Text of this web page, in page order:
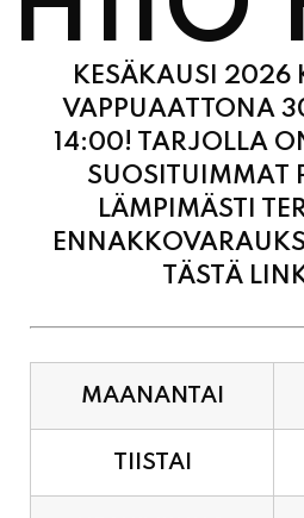
VAPPUAATTONA
14:00! TARJOLLA
SUOSITUIMMAT
LÄMPIMÄSTI
TÄSTÄ
TIISTAI
KESKIVIIKKO
TORSTAI